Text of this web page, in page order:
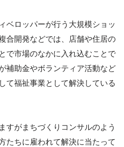
ベロッパーが行う大規模ショッ
合開発などでは、店舗や住居の
で市場のなかに入れ込むことで
補助金やボランティア活動など
て福祉事業として解決している
すがまちづくりコンサルのよう
たちに雇われて解決に当たって